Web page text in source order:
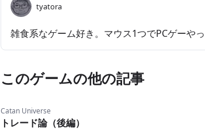
tyatora
雑食系なゲーム好き。マウス1つでPCゲーや
このゲームの他の記事
Catan Universe
トレード論（後編）